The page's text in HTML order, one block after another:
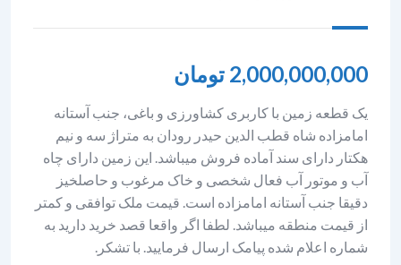
2,000,000,000 تومان
یک قطعه زمین با کاربری کشاورزی و باغی، جنب آستانه
امامزاده شاه قطب الدین حیدر رودان به متراژ سه و نیم
هکتار دارای سند آماده فروش میباشد. این زمین دارای چاه
آب و موتور آب فعال شخصی و خاک مرغوب و حاصلخیز
دقیقا جنب آستانه امامزاده است. قیمت ملک توافقی و کمتر
از قیمت منطقه میباشد. لطفا اگر واقعا قصد خرید دارید به
شماره اعلام شده پیامک ارسال فرمایید. با تشکر.